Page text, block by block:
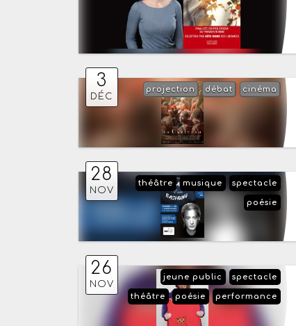
3
DÉC
cinéma
débat
projection
28
NOV
spectacle
musique
théâtre
poésie
26
NOV
spectacle
jeune public
performance
poésie
théâtre